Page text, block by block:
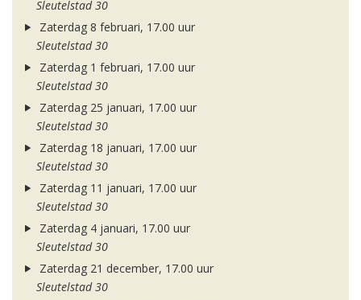
Sleutelstad 30
Zaterdag 8 februari, 17.00 uur
Sleutelstad 30
Zaterdag 1 februari, 17.00 uur
Sleutelstad 30
Zaterdag 25 januari, 17.00 uur
Sleutelstad 30
Zaterdag 18 januari, 17.00 uur
Sleutelstad 30
Zaterdag 11 januari, 17.00 uur
Sleutelstad 30
Zaterdag 4 januari, 17.00 uur
Sleutelstad 30
Zaterdag 21 december, 17.00 uur
Sleutelstad 30